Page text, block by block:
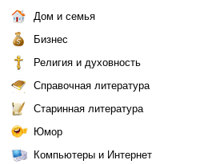
Дом и семья
Бизнес
Религия и духовность
Справочная литература
Старинная литература
Юмор
Компьютеры и Интернет